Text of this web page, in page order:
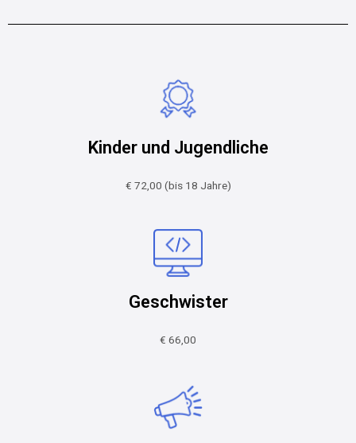
Kinder und Jugendliche
€ 72,00 (bis 18 Jahre)
Geschwister
€ 66,00